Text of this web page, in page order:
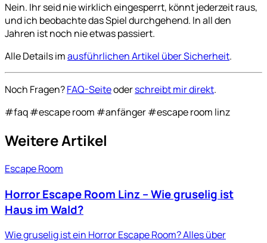
Nein. Ihr seid nie wirklich eingesperrt, könnt jederzeit raus,
und ich beobachte das Spiel durchgehend. In all den
Jahren ist noch nie etwas passiert.
Alle Details imausführlichen Artikel über Sicherheit.
Noch Fragen?FAQ-Seiteoderschreibt mir direkt.
#faq#escape room #anfänger#escape room linz
Weitere Artikel
Escape Room
Horror Escape Room Linz – Wie gruselig ist
Haus im Wald?
Wie gruselig ist ein Horror Escape Room? Alles über